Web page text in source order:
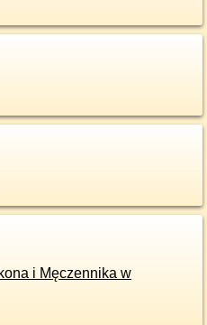
i Męczennika w